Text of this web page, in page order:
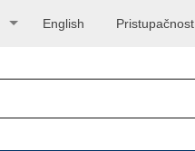
Pristupačnost
English